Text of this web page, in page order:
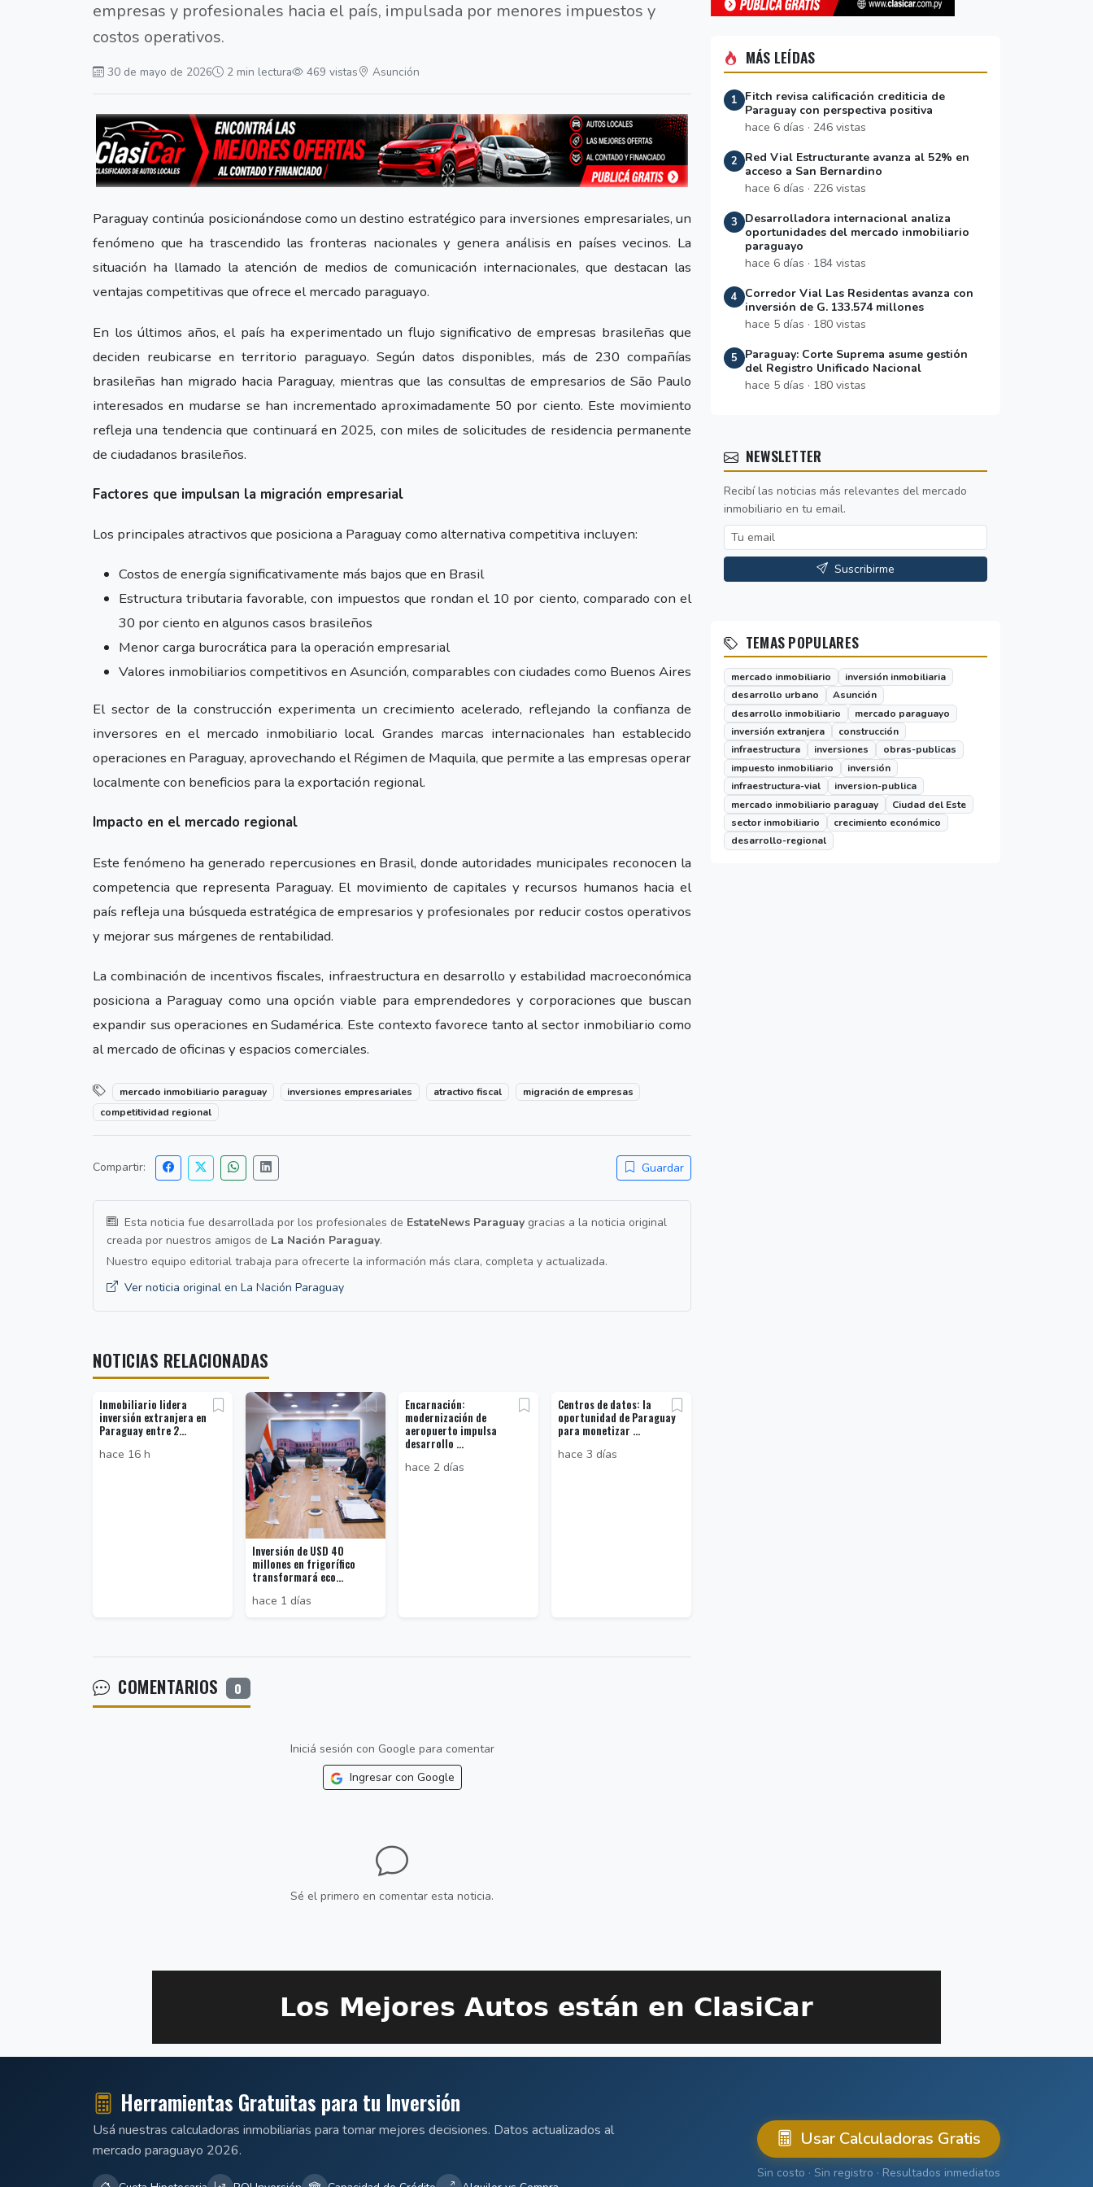
empresas y profesionales hacia el país, impulsada por menores impuestos y
costos operativos.
30 de mayo de 2026 2 min lectura 469 vistas Asunción
Paraguay continúa posicionándose como un destino estratégico para inversiones empresariales, un
fenómeno que ha trascendido las fronteras nacionales y genera análisis en países vecinos. La
situación ha llamado la atención de medios de comunicación internacionales, que destacan las
ventajas competitivas que ofrece el mercado paraguayo.
En los últimos años, el país ha experimentado un flujo significativo de empresas brasileñas que
deciden reubicarse en territorio paraguayo. Según datos disponibles, más de 230 compañías
brasileñas han migrado hacia Paraguay, mientras que las consultas de empresarios de São Paulo
interesados en mudarse se han incrementado aproximadamente 50 por ciento. Este movimiento
refleja una tendencia que continuará en 2025, con miles de solicitudes de residencia permanente
de ciudadanos brasileños.
Factores que impulsan la migración empresarial
Los principales atractivos que posiciona a Paraguay como alternativa competitiva incluyen:
Costos de energía significativamente más bajos que en Brasil
Estructura tributaria favorable, con impuestos que rondan el 10 por ciento, comparado con el
30 por ciento en algunos casos brasileños
Menor carga burocrática para la operación empresarial
Valores inmobiliarios competitivos en Asunción, comparables con ciudades como Buenos Aires
El sector de la construcción experimenta un crecimiento acelerado, reflejando la confianza de
inversores en el mercado inmobiliario local. Grandes marcas internacionales han establecido
operaciones en Paraguay, aprovechando el Régimen de Maquila, que permite a las empresas operar
localmente con beneficios para la exportación regional.
Impacto en el mercado regional
Este fenómeno ha generado repercusiones en Brasil, donde autoridades municipales reconocen la
competencia que representa Paraguay. El movimiento de capitales y recursos humanos hacia el
país refleja una búsqueda estratégica de empresarios y profesionales por reducir costos operativos
y mejorar sus márgenes de rentabilidad.
La combinación de incentivos fiscales, infraestructura en desarrollo y estabilidad macroeconómica
posiciona a Paraguay como una opción viable para emprendedores y corporaciones que buscan
expandir sus operaciones en Sudamérica. Este contexto favorece tanto al sector inmobiliario como
al mercado de oficinas y espacios comerciales.
mercado inmobiliario paraguay inversiones empresariales atractivo fiscal
migración de empresas
competitividad regional
Compartir: Guardar
Esta noticia fue desarrollada por los profesionales de EstateNews Paraguay gracias a la noticia original
creada por nuestros amigos de La Nación Paraguay.
Nuestro equipo editorial trabaja para ofrecerte la información más clara, completa y actualizada.
Ver noticia original en La Nación Paraguay
NOTICIAS RELACIONADAS
Inmobiliario lidera
inversión extranjera en
Paraguay entre 2...
hace 16 h
Inversión de USD 40
millones en frigorífico
transformará eco...
hace 1 días
Encarnación:
modernización de
aeropuerto impulsa
desarrollo ...
hace 2 días
Centros de datos: la
oportunidad de Paraguay
para monetizar ...
hace 3 días
COMENTARIOS 0
Iniciá sesión con Google para comentar
Ingresar con Google
Sé el primero en comentar esta noticia.
MÁS LEÍDAS
1
Fitch revisa calificación crediticia de
Paraguay con perspectiva positiva
hace 6 días · 246 vistas
2
Red Vial Estructurante avanza al 52% en
acceso a San Bernardino
hace 6 días · 226 vistas
3
Desarrolladora internacional analiza
oportunidades del mercado inmobiliario
paraguayo
hace 6 días · 184 vistas
4
Corredor Vial Las Residentas avanza con
inversión de G. 133.574 millones
hace 5 días · 180 vistas
5
Paraguay: Corte Suprema asume gestión
del Registro Unificado Nacional
hace 5 días · 180 vistas
NEWSLETTER
Recibí las noticias más relevantes del mercado
inmobiliario en tu email.
Suscribirme
TEMAS POPULARES
mercado inmobiliario
inversión inmobiliaria
desarrollo urbano
Asunción
desarrollo inmobiliario
mercado paraguayo
inversión extranjera
construcción
infraestructura
inversiones
obras-publicas
impuesto inmobiliario
inversión
infraestructura-vial
inversion-publica
mercado inmobiliario paraguay
Ciudad del Este
sector inmobiliario
crecimiento económico
desarrollo-regional
Herramientas Gratuitas para tu Inversión
Usá nuestras calculadoras inmobiliarias para tomar mejores decisiones. Datos actualizados al
mercado paraguayo 2026.
Usar Calculadoras Gratis
Sin costo · Sin registro · Resultados inmediatos